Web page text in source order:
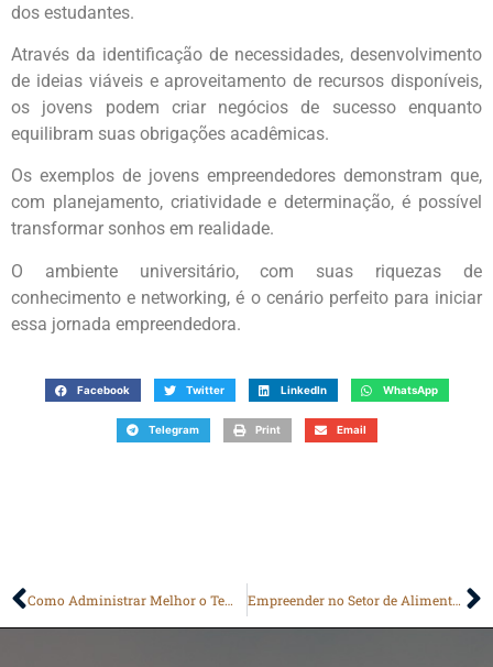
dos estudantes.
Através da identificação de necessidades, desenvolvimento
de ideias viáveis e aproveitamento de recursos disponíveis,
os jovens podem criar negócios de sucesso enquanto
equilibram suas obrigações acadêmicas.
Os exemplos de jovens empreendedores demonstram que,
com planejamento, criatividade e determinação, é possível
transformar sonhos em realidade.
O ambiente universitário, com suas riquezas de
conhecimento e networking, é o cenário perfeito para iniciar
essa jornada empreendedora.
Facebook Twitter LinkedIn WhatsApp
Telegram Print Email
Como Administrar Melhor o Tempo e Ser Mais Produtivo Empreender no Setor de Alimentação: O Que Você Precisa Saber